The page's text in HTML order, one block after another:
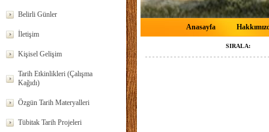
Belirli Günler
İletişim
Kişisel Gelişim
Tarih Etkinlikleri (Çalışma
Kağıdı)
Özgün Tarih Materyalleri
Tübitak Tarih Projeleri
Anasayfa
SIRALA: